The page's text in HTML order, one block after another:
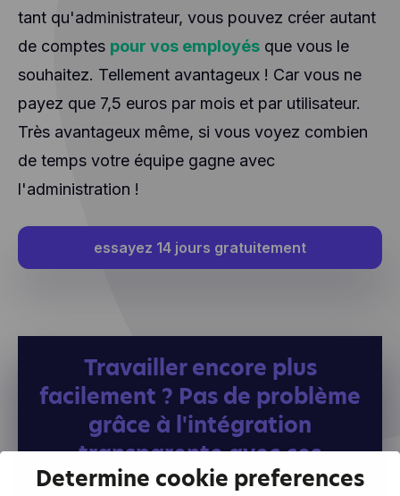
tant qu'administrateur, vous pouvez créer autant
de comptes pour vos employés que vous le
souhaitez. Tellement avantageux ! Car vous ne
payez que 7,5 euros par mois et par utilisateur.
Très avantageux même, si vous voyez combien
de temps votre équipe gagne avec
l'administration !
essayez 14 jours gratuitement
Travailler encore plus
facilement ? Pas de problème
grâce à l'intégration
transparente avec ces
applications.
Determine cookie preferences